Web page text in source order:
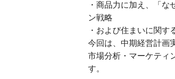
・商品力に加え、「
ン戦略
・および住まいに関す
今回は、中期経営計画
市場分析・マーケティ
す。